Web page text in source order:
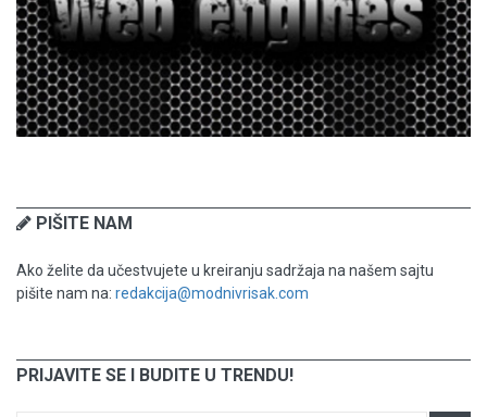
PIŠITE NAM
Ako želite da učestvujete u kreiranju sadržaja na našem sajtu
pišite nam na: redakcija@modnivrisak.com
PRIJAVITE SE I BUDITE U TRENDU!